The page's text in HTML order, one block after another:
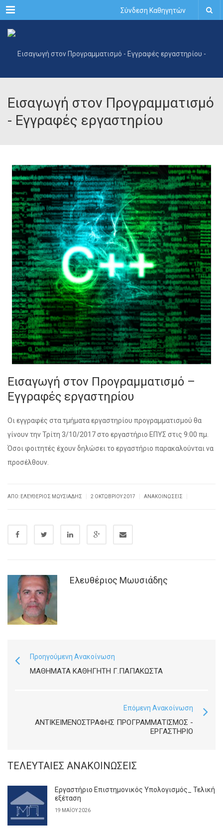
Menu Σύνδεση Καθηγητών
Εισαγωγή στον Προγραμματισμό
- Εγγραφές εργαστηρίου
Εισαγωγή στον Προγραμματισμό –
Εγγραφές εργαστηρίου
Οι εγγραφές στα τμήματα εργαστηρίου προγραμματισμού θα
γίνουν την Τρίτη 3/10/2017 στο εργαστήριο ΕΠΥΣ στις 9:00 πμ.
Όσοι φοιτητές έχουν δηλώσει το εργαστήριο παρακαλούνται να
προσέλθουν.
ΑΠΌ: ΕΛΕΥΘΈΡΙΟΣ ΜΩΥΣΙΆΔΗΣ 2 ΟΚΤΩΒΡΊΟΥ 2017 ΑΝΑΚΟΙΝΏΣΕΙΣ
Ελευθέριος Μωυσιάδης
Προηγούμενη Ανακοίνωση
ΜΑΘΉΜΑΤΑ ΚΑΘΗΓΗΤΉ Γ.ΠΑΠΑΚΏΣΤΑ
Επόμενη Ανακοίνωση
ΑΝΤΙΚΕΙΜΕΝΟΣΤΡΑΦΉΣ ΠΡΟΓΡΑΜΜΑΤΙΣΜΌΣ -
ΕΡΓΑΣΤΉΡΙΟ
ΤΕΛΕΥΤΑΊΕΣ ΑΝΑΚΟΙΝΏΣΕΙΣ
Εργαστήριο Επιστημονικός Υπολογισμός_ Τελική
εξέταση
19 ΜΑΪ́ΟΥ 2026